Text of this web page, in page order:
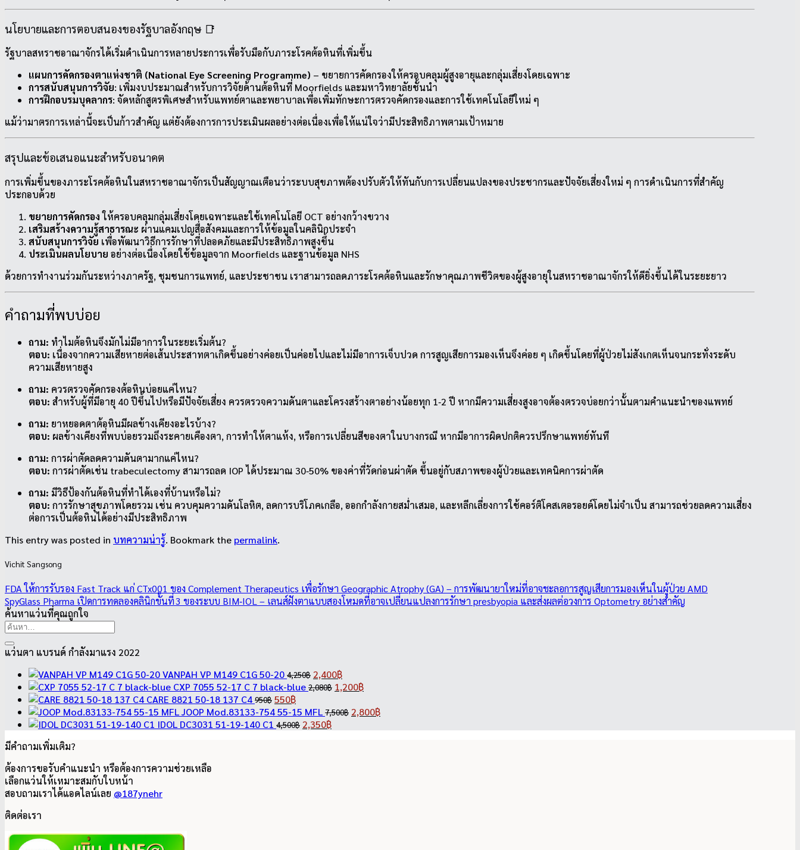
นโยบายและการตอบสนองของรัฐบาลอังกฤษ 📑
รัฐบาลสหราชอาณาจักรได้เริ่มดำเนินการหลายประการเพื่อรับมือกับภาระโรคต้อหินที่เพิ่มขึ้น
แผนการคัดกรองตาแห่งชาติ (National Eye Screening Programme) – ขยายการคัดกรองให้ครอบคลุมผู้สูงอายุและกลุ่มเสี่ยงโดยเฉพาะ
การสนับสนุนการวิจัย: เพิ่มงบประมาณสำหรับการวิจัยด้านต้อหินที่ Moorfields และมหาวิทยาลัยชั้นนำ
การฝึกอบรมบุคลากร: จัดหลักสูตรพิเศษสำหรับแพทย์ตาและพยาบาลเพื่อเพิ่มทักษะการตรวจคัดกรองและการใช้เทคโนโลยีใหม่ ๆ
แม้ว่ามาตรการเหล่านี้จะเป็นก้าวสำคัญ แต่ยังต้องการการประเมินผลอย่างต่อเนื่องเพื่อให้แน่ใจว่ามีประสิทธิภาพตามเป้าหมาย
สรุปและข้อเสนอแนะสำหรับอนาคต
การเพิ่มขึ้นของภาระโรคต้อหินในสหราชอาณาจักรเป็นสัญญาณเตือนว่าระบบสุขภาพต้องปรับตัวให้ทันกับการเปลี่ยนแปลงของประชากรและปัจจัยเสี่ยงใหม่ ๆ การดำเนินการที่สำคัญ
ประกอบด้วย
ขยายการคัดกรองให้ครอบคลุมกลุ่มเสี่ยงโดยเฉพาะและใช้เทคโนโลยี OCT อย่างกว้างขวาง
เสริมสร้างความรู้สาธารณะ ผ่านแคมเปญสื่อสังคมและการให้ข้อมูลในคลินิกประจำ
สนับสนุนการวิจัย เพื่อพัฒนาวิธีการรักษาที่ปลอดภัยและมีประสิทธิภาพสูงขึ้น
ประเมินผลนโยบาย อย่างต่อเนื่องโดยใช้ข้อมูลจาก Moorfields และฐานข้อมูล NHS
ด้วยการทำงานร่วมกันระหว่างภาครัฐ, ชุมชนการแพทย์, และประชาชน เราสามารถลดภาระโรคต้อหินและรักษาคุณภาพชีวิตของผู้สูงอายุในสหราชอาณาจักรให้ดียิ่งขึ้นได้ในระยะยาว
คำถามที่พบบ่อย
ถาม: ทำไมต้อหินจึงมักไม่มีอาการในระยะเริ่มต้น?
ตอบ: เนื่องจากความเสียหายต่อเส้นประสาทตาเกิดขึ้นอย่างค่อยเป็นค่อยไปและไม่มีอาการเจ็บปวด การสูญเสียการมองเห็นจึงค่อย ๆ เกิดขึ้นโดยที่ผู้ป่วยไม่สังเกตเห็นจนกระทั่งระดับ
ความเสียหายสูง
ถาม: ควรตรวจคัดกรองต้อหินบ่อยแค่ไหน?
ตอบ: สำหรับผู้ที่มีอายุ 40 ปีขึ้นไปหรือมีปัจจัยเสี่ยง ควรตรวจความดันตาและโครงสร้างตาอย่างน้อยทุก 1‑2 ปี หากมีความเสี่ยงสูงอาจต้องตรวจบ่อยกว่านั้นตามคำแนะนำของแพทย์
ถาม: ยาหยอดตาต้อหินมีผลข้างเคียงอะไรบ้าง?
ตอบ: ผลข้างเคียงที่พบบ่อยรวมถึงระคายเคืองตา, การทำให้ตาแห้ง, หรือการเปลี่ยนสีของตาในบางกรณี หากมีอาการผิดปกติควรปรึกษาแพทย์ทันที
ถาม: การผ่าตัดลดความดันตามากแค่ไหน?
ตอบ: การผ่าตัดเช่น trabeculectomy สามารถลด IOP ได้ประมาณ 30‑50% ของค่าที่วัดก่อนผ่าตัด ขึ้นอยู่กับสภาพของผู้ป่วยและเทคนิคการผ่าตัด
ถาม: มีวิธีป้องกันต้อหินที่ทำได้เองที่บ้านหรือไม่?
ตอบ: การรักษาสุขภาพโดยรวม เช่น ควบคุมความดันโลหิต, ลดการบริโภคเกลือ, ออกกำลังกายสม่ำเสมอ, และหลีกเลี่ยงการใช้คอร์ติโคสเตอรอยด์โดยไม่จำเป็น สามารถช่วยลดความเสี่ยง
ต่อการเป็นต้อหินได้อย่างมีประสิทธิภาพ
This entry was posted in บทความน่ารู้. Bookmark the permalink.
Vichit Sangsong
FDA ให้การรับรอง Fast Track แก่ CTx001 ของ Complement Therapeutics เพื่อรักษา Geographic Atrophy (GA) – การพัฒนายาใหม่ที่อาจชะลอการสูญเสียการมองเห็นในผู้ป่วย AMD
SpyGlass Pharma เปิดการทดลองคลินิกขั้นที่ 3 ของระบบ BIM‑IOL – เลนส์ฝังตาแบบสองโหมดที่อาจเปลี่ยนแปลงการรักษา presbyopia และส่งผลต่อวงการ Optometry อย่างสำคัญ
ค้นหาแว่นที่คุณถูกใจ
ค้นหา:
แว่นตา แบรนด์ กำลังมาแรง 2022
VANPAH VP M149 C1G 50-20 4,250฿ Original
price
4,250฿.
2,400฿Current
price
2,400฿.
CXP 7055 52-17 C 7 black-blue 2,080฿ Original
was:
1,200฿Current
is:
CARE 8821 50-18 137 C4 950฿ Original
price
was:
550฿Current
price
is:
JOOP Mod.83133-754 55-15 MFL 7,500฿ Original
2,800฿Current
IDOL DC3031 51-19-140 C1 4,500฿ Original
2,350฿Current
มีคำถามเพิ่มเติม?
ต้องการขอรับคำแนะนำ หรือต้องการความช่วยเหลือ
เลือกแว่นให้เหมาะสมกับใบหน้า
สอบถามเราได้แอดไลน์เลย @187ynehr
ติดต่อเรา